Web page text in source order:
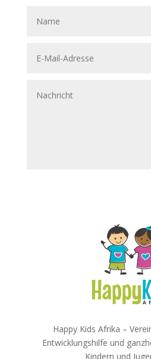
Happy Kids Afrika –
Entwicklungshilfe und
Kindern und